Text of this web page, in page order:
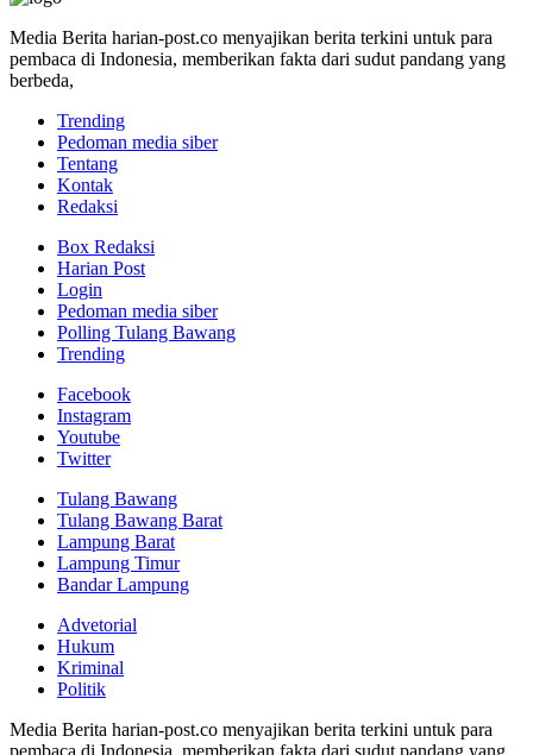
Media Berita harian-post.co menyajikan berita terkini untuk para
pembaca di Indonesia, memberikan fakta dari sudut pandang yang
berbeda,
Trending
Pedoman media siber
Tentang
Kontak
Redaksi
Box Redaksi
Harian Post
Login
Pedoman media siber
Polling Tulang Bawang
Trending
Facebook
Instagram
Youtube
Twitter
Tulang Bawang
Tulang Bawang Barat
Lampung Barat
Lampung Timur
Bandar Lampung
Advetorial
Hukum
Kriminal
Politik
Media Berita harian-post.co menyajikan berita terkini untuk para